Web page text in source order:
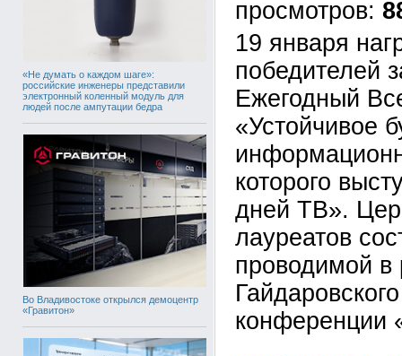
«Не думать о каждом шаге»:
российские инженеры представили
электронный коленный модуль для
людей после ампутации бедра
Во Владивостоке открылся демоцентр
«Гравитон»
19 января
победителей
Ежегодный
«Устойчивое
которого
дней ТВ».
лауреатов
проводимой в
конференции